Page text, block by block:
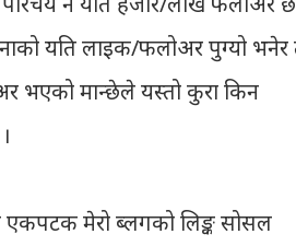
यति लाइक/फलोअर पुग्यो भनेर
भएको मान्छेले यस्तो कुरा किन
मेरो ब्लगको लिङ्क सोसल